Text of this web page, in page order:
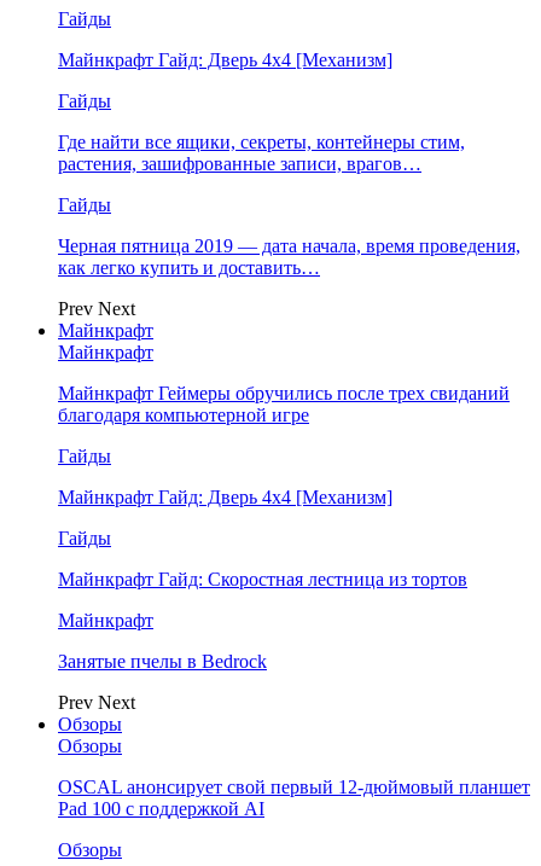
Гайды
Майнкрафт Гайд: Дверь 4х4 [Механизм]
Гайды
Где найти все ящики, секреты, контейнеры стим,
растения, зашифрованные записи, врагов…
Гайды
Черная пятница 2019 — дата начала, время проведения,
как легко купить и доставить…
Prev Next
Майнкрафт
Майнкрафт
Майнкрафт Геймеры обручились после трех свиданий
благодаря компьютерной игре
Гайды
Майнкрафт Гайд: Дверь 4х4 [Механизм]
Гайды
Майнкрафт Гайд: Скоростная лестница из тортов
Майнкрафт
Занятые пчелы в Bedrock
Prev Next
Обзоры
Обзоры
OSCAL анонсирует свой первый 12-дюймовый планшет
Pad 100 с поддержкой AI
Обзоры